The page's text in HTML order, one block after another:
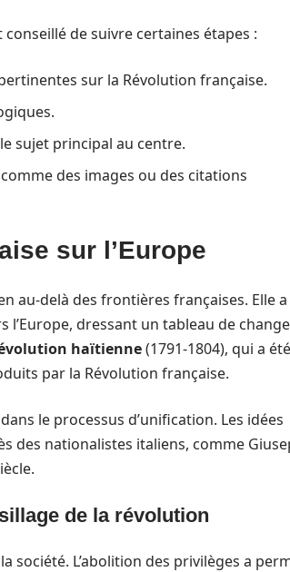
de suivre certaines étapes :
sur la Révolution française.
sujet principal au centre.
des images ou des citations
sur l’Europe
au-delà des frontières françaises. Elle
dressant un tableau de
haïtienne(1791-1804), qui a été
par la Révolution française.
le processus d’unification. Les idées
des nationalistes italiens, comme
de la révolution
société. L’abolition des privilèges a